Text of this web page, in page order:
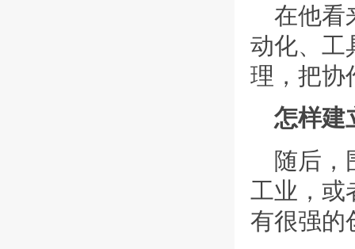
在他看
动化、工
理，把协
怎样建
随后，
工业，或
有很强的